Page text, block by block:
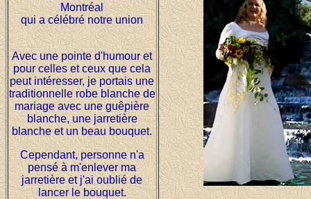
Montréal
qui a célébré notre union
Avec une pointe d'humour et
pour celles et ceux que cela
peut intéresser, je portais une
traditionnelle robe blanche de
mariage avec une guêpière
blanche, une jarretière
blanche et un beau bouquet.
Cependant, personne n'a
pensé à m'enlever ma
jarretière et j'ai oublié de
lancer le bouquet.